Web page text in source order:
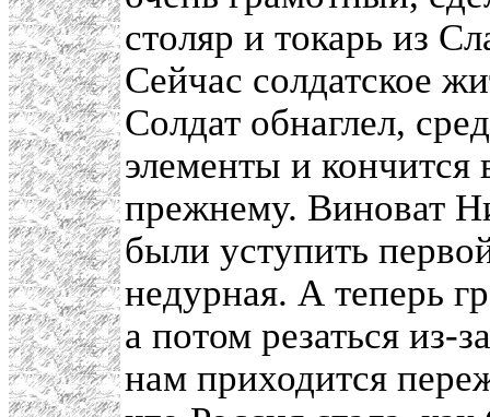
столяр и токарь из
Сейчас солдатское
Солдат обнаглел,
элементы и кончится
прежнему. Виноват
были уступить
недурная. А теперь
а потом резаться из-
нам приходится